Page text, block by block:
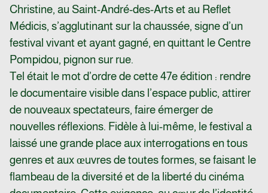
Christine, au Saint-André-des-Arts et au Reflet
Médicis, s’agglutinant sur la chaussée, signe d’un
festival vivant et ayant gagné, en quittant le Centre
Pompidou, pignon sur rue.
Tel était le mot d’ordre de cette 47e édition : rendre
le documentaire visible dans l’espace public, attirer
de nouveaux spectateurs, faire émerger de
nouvelles réflexions. Fidèle à lui-même, le festival a
laissé une grande place aux interrogations en tous
genres et aux œuvres de toutes formes, se faisant le
flambeau de la diversité et de la liberté du cinéma